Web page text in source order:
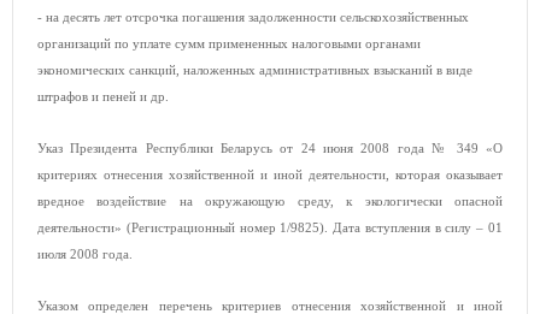
- на десять лет отсрочка погашения задолженности сельскохозяйственных
организаций по уплате сумм примененных налоговыми органами
экономических санкций, наложенных административных взысканий в виде
штрафов и пеней и др.
Указ Президента Республики Беларусь от 24 июня 2008 года № 349 «О
критериях отнесения хозяйственной и иной деятельности, которая оказывает
вредное воздействие на окружающую среду, к экологически опасной
деятельности» (Регистрационный номер 1/9825). Дата вступления в силу – 01
июля 2008 года.
Указом определен перечень критериев отнесения хозяйственной и иной